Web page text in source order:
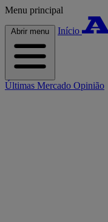
Menu principal
Abrir menu Início
Últimas Mercado Opinião